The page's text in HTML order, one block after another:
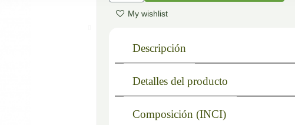
My wishlist
Descripción
Detalles del producto
Composición (INCI)